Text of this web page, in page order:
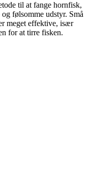
til at fange hornfisk,
følsomme udstyr. Små
meget effektive, især
for at tirre fisken.